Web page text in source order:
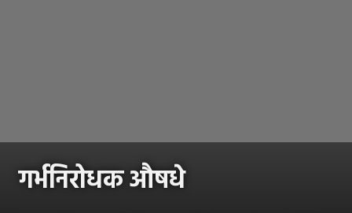
गर्भनिरोधक औषधे